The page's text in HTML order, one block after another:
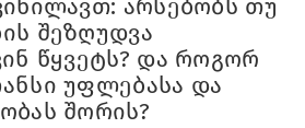
არსებობს თუ
შეზღუდვა
წყვეტს? და როგორ
უფლებასა და
შორის?